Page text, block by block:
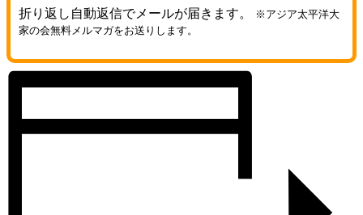
折り返し自動返信でメールが届きます。
※アジア太平洋大
家の会無料メルマガをお送りします。